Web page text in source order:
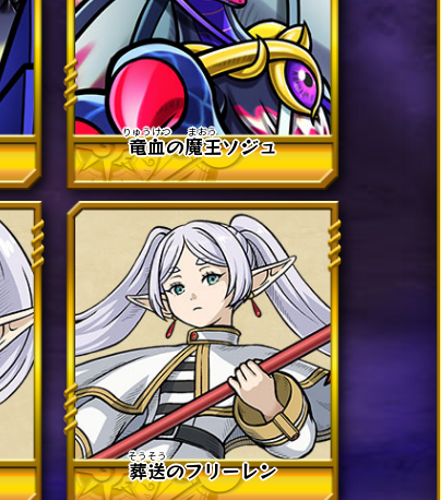
竜血の魔王ソジュ
葬送のフリーレン